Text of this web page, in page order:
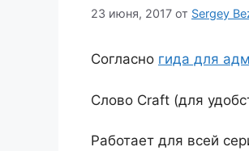
23 июня, 2017 от Sergey
Согласно гида для
Слово Craft (для
Работает для всей